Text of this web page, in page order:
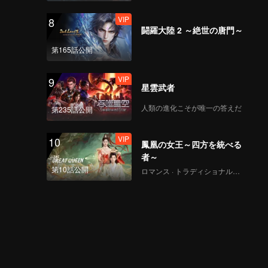
8
第165話公開
VIP
闘羅大陸 2 ～絶世の唐門～
9
第235話公開
VIP
星雲武者
人類の進化こそが唯一の答えだ
10
第10話公開
VIP
鳳凰の女王～四方を統べる
者～
ロマンス · トラディショナル・コスチューム · ファンタジー